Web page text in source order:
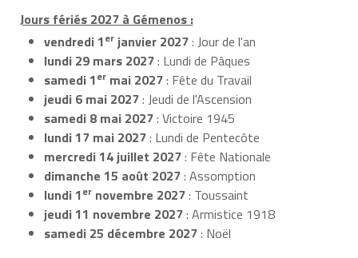
Jours fériés 2027 à Gémenos :
vendredi 1er janvier 2027: Jour de l'an
lundi 29 mars 2027: Lundi de Pâques
samedi 1er mai 2027: Fête du Travail
jeudi 6 mai 2027: Jeudi de l'Ascension
samedi 8 mai 2027: Victoire 1945
lundi 17 mai 2027: Lundi de Pentecôte
mercredi 14 juillet 2027: Fête Nationale
dimanche 15 août 2027: Assomption
lundi 1er novembre 2027: Toussaint
jeudi 11 novembre 2027: Armistice 1918
samedi 25 décembre 2027: Noël